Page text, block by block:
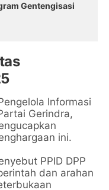
Gentengisasi
Informasi
Gerindra,
ini.
PPID DPP
dan arahan